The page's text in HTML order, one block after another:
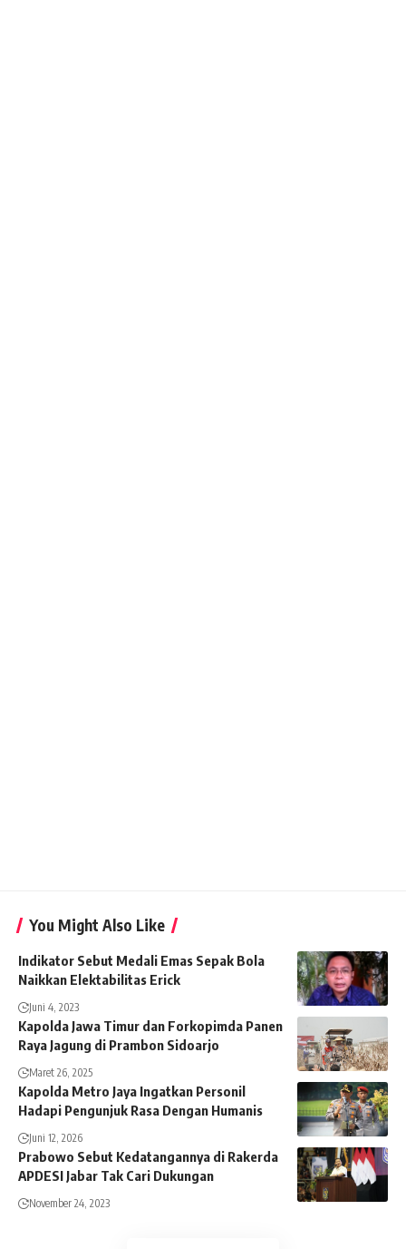
You Might Also Like
Indikator Sebut Medali Emas Sepak Bola
Naikkan Elektabilitas Erick
Juni 4, 2023
Kapolda Jawa Timur dan Forkopimda Panen
Raya Jagung di Prambon Sidoarjo
Maret 26, 2025
Kapolda Metro Jaya Ingatkan Personil
Hadapi Pengunjuk Rasa Dengan Humanis
Juni 12, 2026
Prabowo Sebut Kedatangannya di Rakerda
APDESI Jabar Tak Cari Dukungan
November 24, 2023